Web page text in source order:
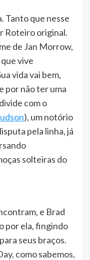
Tanto que nesse
Roteiro original.
de Jan Morrow,
vive
vida vai bem,
por não ter uma
com o
), um notório
pela linha, já
solteiras do
e Brad
por ela, fingindo
seus braços.
como sabemos,